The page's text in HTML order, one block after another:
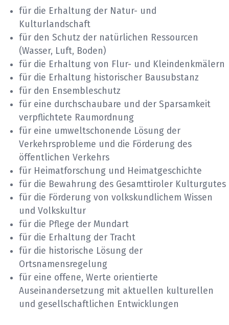
für die Erhaltung der Natur- und
Kulturlandschaft
für den Schutz der natürlichen Ressourcen
(Wasser, Luft, Boden)
für die Erhaltung von Flur- und Kleindenkmälern
für die Erhaltung historischer Bausubstanz
für den Ensembleschutz
für eine durchschaubare und der Sparsamkeit
verpflichtete Raumordnung
für eine umweltschonende Lösung der
Verkehrsprobleme und die Förderung des
öffentlichen Verkehrs
für Heimatforschung und Heimatgeschichte
für die Bewahrung des Gesamttiroler Kulturgutes
für die Förderung von volkskundlichem Wissen
und Volkskultur
für die Pflege der Mundart
für die Erhaltung der Tracht
für die historische Lösung der
Ortsnamensregelung
für eine offene, Werte orientierte
Auseinandersetzung mit aktuellen kulturellen
und gesellschaftlichen Entwicklungen